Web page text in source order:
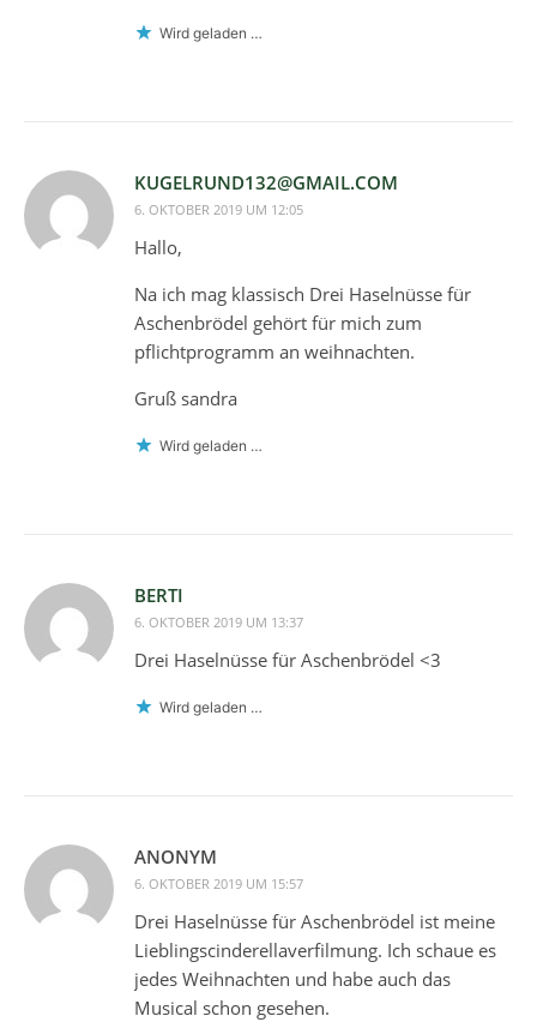
Wird geladen …
KUGELRUND132@GMAIL.COM
6. OKTOBER 2019 UM 12:05
Hallo,
Na ich mag klassisch Drei Haselnüsse für
Aschenbrödel gehört für mich zum
pflichtprogramm an weihnachten.
Gruß sandra
Wird geladen …
BERTI
6. OKTOBER 2019 UM 13:37
Drei Haselnüsse für Aschenbrödel <3
Wird geladen …
ANONYM
6. OKTOBER 2019 UM 15:57
Drei Haselnüsse für Aschenbrödel ist meine
Lieblingscinderellaverfilmung. Ich schaue es
jedes Weihnachten und habe auch das
Musical schon gesehen.